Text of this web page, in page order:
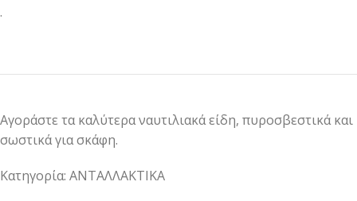
.
Αγοράστε τα καλύτερα ναυτιλιακά είδη, πυροσβεστικά και
σωστικά για σκάφη.
Κατηγορία: ΑΝΤΑΛΛΑΚΤΙΚΑ